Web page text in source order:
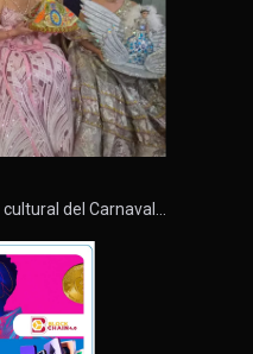
del Carnaval…